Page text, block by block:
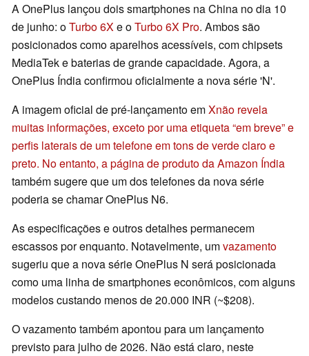
A OnePlus lançou dois smartphones na China no dia 10
de junho: oTurbo 6Xe oTurbo 6X Pro. Ambos são
posicionados como aparelhos acessíveis, com chipsets
MediaTek e baterias de grande capacidade. Agora, a
OnePlus Índia confirmou oficialmente a nova série 'N'.
A imagem oficial de pré-lançamento emXnão revela
muitas informações, exceto por uma etiqueta “em breve” e
perfis laterais de um telefone em tons de verde claro e
preto. No entanto, a página de produto da Amazon Índia
também sugere que um dos telefones da nova série
poderia se chamar OnePlus N6.
As especificações e outros detalhes permanecem
escassos por enquanto. Notavelmente, umvazamento
sugeriu que a nova série OnePlus N será posicionada
como uma linha de smartphones econômicos, com alguns
modelos custando menos de 20.000 INR (~$208).
O vazamento também apontou para um lançamento
previsto para julho de 2026. Não está claro, neste